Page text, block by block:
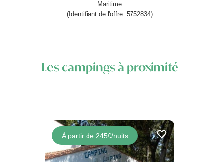
Maritime
(Identifiant de l'offre: 5752834)
Les campings à proximité
À partir de 245€/nuits